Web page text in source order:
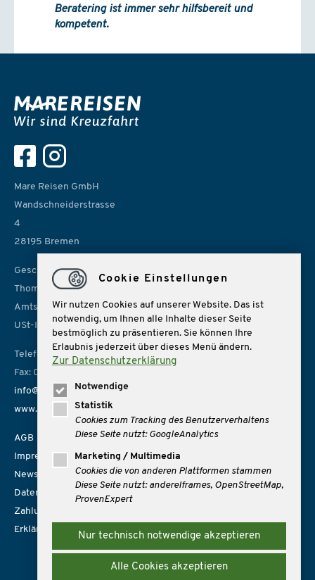
Beratering ist immer sehr hilfsbereit und
kompetent.
Mare Reisen GmbH
Wandschneiderstrasse
4
28195 Bremen
Geschäftsführer:
Thomas Rolf, Sonja Lübbe
Amtsgericht Bremen, HRB 14966
USt-IdNr. DE 157814926
Telefon: 0421 162162
Fax: 0421 1621666
info@mare-reisen.de
www.mare-reisen.de
AGB
Impressum
Newsletter
Datenschutz
Zahlungsmöglichkeiten
Erklärung zur Barrierefreiheit
Cookie Einstellungen
Wir nutzen Cookies auf unserer Website. Das ist
notwendig, um Ihnen alle Inhalte dieser Seite
bestmöglich zu präsentieren. Sie können Ihre
Erlaubnis jederzeit über dieses Menü ändern.
Zur Datenschutzerklärung
Notwendige
Statistik
Cookies zum Tracking des Benutzerverhaltens
Diese Seite nutzt: GoogleAnalytics
Marketing / Multimedia
Cookies die von anderen Plattformen stammen
Diese Seite nutzt: andereIframes, OpenStreetMap,
ProvenExpert
Nur technisch notwendige akzeptieren
Alle Cookies akzeptieren